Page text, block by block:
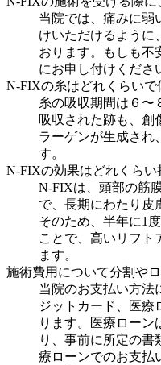
当院では、痛みに弱
けいただけるように
おります。もしも不
にお申し付けくださ
N-FIXの糸はどれくらいで
糸の吸収期間は６〜
吸収された跡も、創
ラーゲンが生成され
す。
N-FIXの効果はどれくらい
N-FIXは、頭部の筋
で、長期にわたり皮
そのため、半年に1
ことで、高いリフト
ます。
施術費用について分割や
当院のお支払い方法
ジットカード、医療
ります。医療ローン
り、事前に所定の書
療ローンでのお支払